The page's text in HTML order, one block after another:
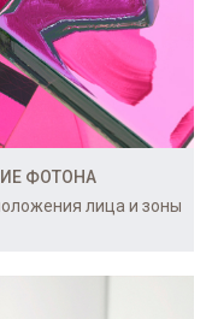
ФОТОНА
лица и зоны